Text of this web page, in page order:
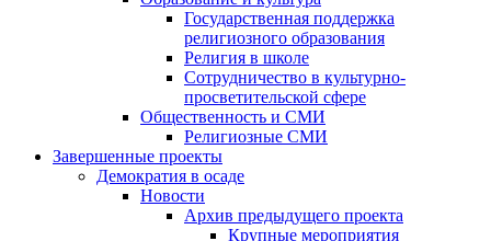
Государственная поддержка
религиозного образования
Религия в школе
Сотрудничество в культурно-
просветительской сфере
Общественность и СМИ
Религиозные СМИ
Завершенные проекты
Демократия в осаде
Новости
Архив предыдущего проекта
Крупные мероприятия